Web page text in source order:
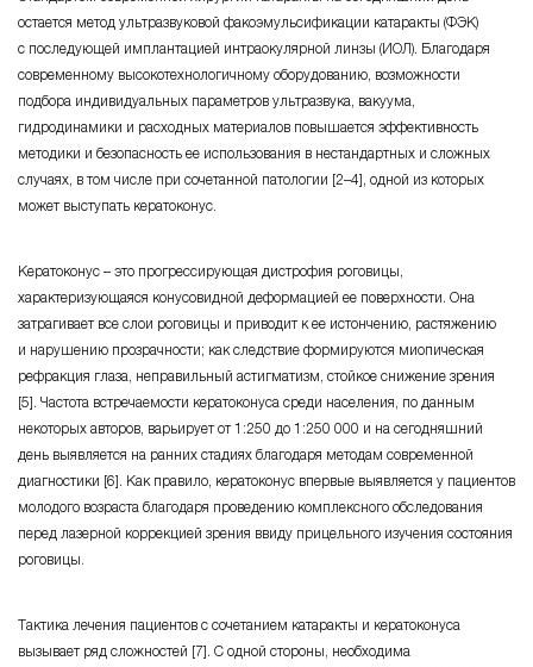
остается метод ультразвуковой факоэмульсификации катаракты (ФЭК)
с последующей имплантацией интраокулярной линзы (ИОЛ). Благодаря
современному высокотехнологичному оборудованию, возможности
подбора индивидуальных параметров ультразвука, вакуума,
гидродинамики и расходных материалов повышается эффективность
методики и безопасность ее использования в нестандартных и сложных
случаях, в том числе при сочетанной патологии [2–4], одной из которых
может выступать кератоконус.
Кератоконус – это прогрессирующая дистрофия роговицы,
характеризующаяся конусовидной деформацией ее поверхности. Она
затрагивает все слои роговицы и приводит к ее истончению, растяжению
и нарушению прозрачности; как следствие формируются миопическая
рефракция глаза, неправильный астигматизм, стойкое снижение зрения
[5]. Частота встречаемости кератоконуса среди населения, по данным
некоторых авторов, варьирует от 1:250 до 1:250 000 и на сегодняшний
день выявляется на ранних стадиях благодаря методам современной
диагностики [6]. Как правило, кератоконус впервые выявляется у пациентов
молодого возраста благодаря проведению комплексного обследования
перед лазерной коррекцией зрения ввиду прицельного изучения состояния
роговицы.
Тактика лечения пациентов с сочетанием катаракты и кератоконуса
вызывает ряд сложностей [7]. С одной стороны, необходима